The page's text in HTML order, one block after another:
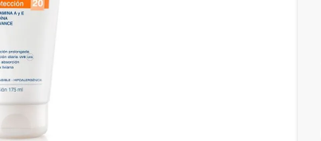
desodorante